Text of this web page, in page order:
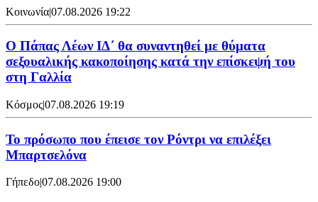
Κοινωνία|07.08.2026 19:22
Ο Πάπας Λέων ΙΔ΄ θα συναντηθεί με θύματα
σεξουαλικής κακοποίησης κατά την επίσκεψή του
στη Γαλλία
Κόσμος|07.08.2026 19:19
Το πρόσωπο που έπεισε τον Ρόντρι να επιλέξει
Μπαρτσελόνα
Γήπεδο|07.08.2026 19:00